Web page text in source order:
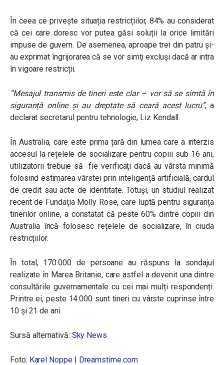
În ceea ce privește situația restricțiilor, 84% au considerat
că cei care doresc vor putea găsi soluții la orice limitări
impuse de guvern. De asemenea, aproape trei din patru și-
au exprimat îngrijorarea că se vor simți excluși dacă ar intra
în vigoare restricții.
“Mesajul transmis de tineri este clar – vor să se simtă în
siguranță online și au dreptate să ceară acest lucru”, a
declarat secretarul pentru tehnologie, Liz Kendall.
În Australia, care este prima țară din lumea care a interzis
accesul la rețelele de socializare pentru copiii sub 16 ani,
utilizatorii trebuie să fie verificați dacă au vârsta minimă
folosind estimarea vârstei prin inteligență artificială, cardul
de credit sau acte de identitate. Totuși, un studiul realizat
recent de Fundația Molly Rose, care luptă pentru siguranța
tinerilor online, a constatat că peste 60% dintre copiii din
Australia încă folosesc rețelele de socializare, în ciuda
restricțiilor.
În total, 170.000 de persoane au răspuns la sondajul
realizate în Marea Britanie, care astfel a devenit una dintre
consultările guvernamentale cu cei mai mulți respondenți.
Printre ei, peste 14.000 sunt tineri cu vârste cuprinse între
10 și 21 de ani.
Sursă alternativă: Sky News
Foto: Karel Noppe| Dreamstime.com